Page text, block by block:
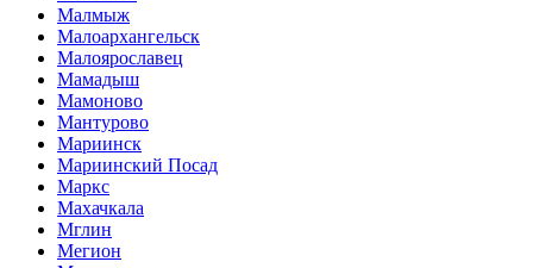
Малмыж
Малоархангельск
Малоярославец
Мамадыш
Мамоново
Мантурово
Мариинск
Мариинский Посад
Маркс
Махачкала
Мглин
Мегион